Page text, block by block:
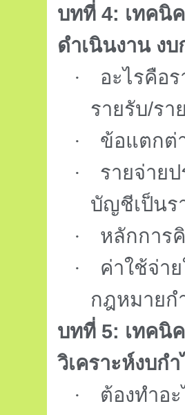
บทที่ 4: เทคนิ
ดำเนินงาน ง
·
อะไรคือ
รายรับ/รา
·
ข้อแตกต่
·
รายจ่าย
บัญชีเป็นร
·
หลักการ
·
ค่าใช้จ่า
กฎหมายก
บทที่ 5: เทคนิ
วิเคราะห์งบก
·
ต้องทำอ